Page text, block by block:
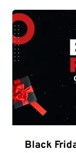
Black